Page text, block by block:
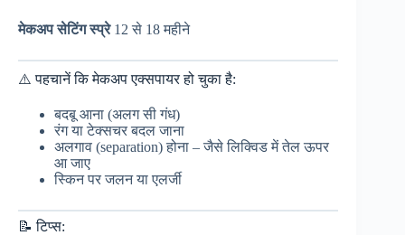
मेकअप सेटिंग स्प्रे12 से 18 महीने
⚠️ पहचानें कि मेकअप एक्सपायर हो चुका है:
बदबू आना (अलग सी गंध)
रंग या टेक्सचर बदल जाना
अलगाव (separation) होना – जैसे लिक्विड में तेल ऊपर
आ जाए
स्किन पर जलन या एलर्जी
📝 टिप्स: